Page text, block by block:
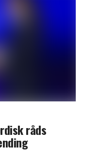
råds